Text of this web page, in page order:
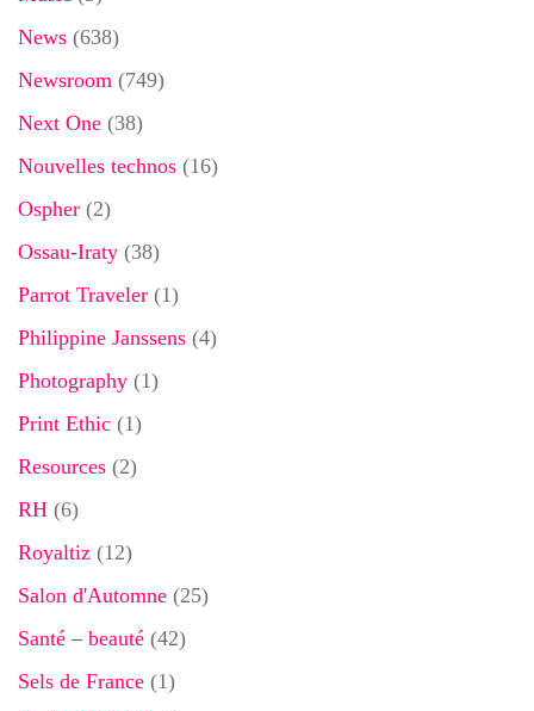
News (638)
Newsroom (749)
Next One (38)
Nouvelles technos (16)
Ospher (2)
Ossau-Iraty (38)
Parrot Traveler (1)
Philippine Janssens (4)
Photography (1)
Print Ethic (1)
Resources (2)
RH (6)
Royaltiz (12)
Salon d'Automne (25)
Santé – beauté (42)
Sels de France (1)